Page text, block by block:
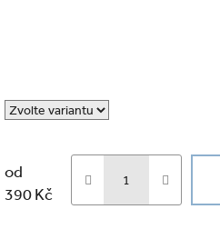
od
390 Kč